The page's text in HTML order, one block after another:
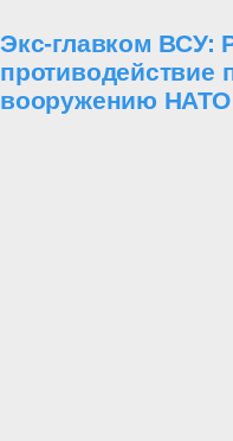
Экс-главком ВСУ:
противодействие
вооружению НАТО